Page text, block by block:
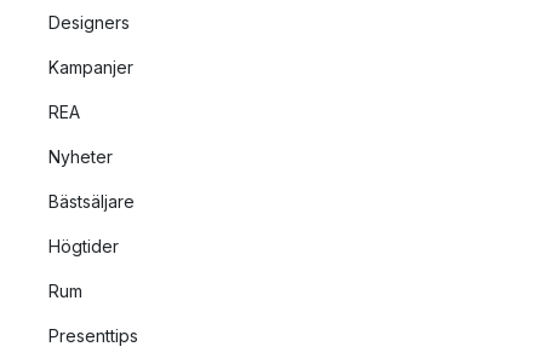
Designers
Kampanjer
REA
Nyheter
Bästsäljare
Högtider
Rum
Presenttips